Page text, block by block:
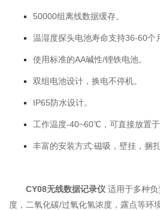
50000组离线数据缓存。
温湿度探头电池寿命支持36-60个
使用标准的AA碱性/锂铁电池。
双组电池设计，换电不停机。
IP65防水设计。
工作温度-40~60℃，可直接放置于
丰富的安装方式:磁吸，壁挂，捆扎
CY08无线数据记录仪 适用于多种
度，二氧化碳/过氧化氢浓度，露点等环